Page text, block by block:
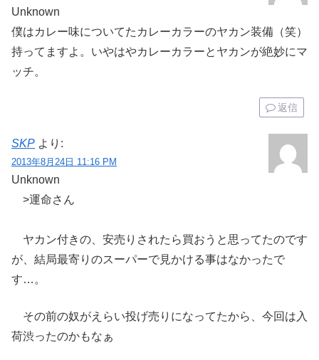
Unknown
僕はカレー味についてたカレーカラーのヤカン装備（笑）
持ってますよ。いやはやカレーカラーとヤカンが絶妙にマ
ッチ。
返信
SKP より:
2013年8月24日 11:16 PM
Unknown
>運命さん
ヤカン付きの、安売りされたら買おうと思ってたのです
が、結局最寄りのスーパーで見かける事はなかったで
す…。
その前の奴がえらい投げ売りになってたから、今回は入
荷渋ったのかもなぁ